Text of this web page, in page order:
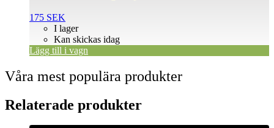
175 SEK
I lager
Kan skickas idag
Lägg till i vagn
Våra mest populära produkter
Relaterade produkter